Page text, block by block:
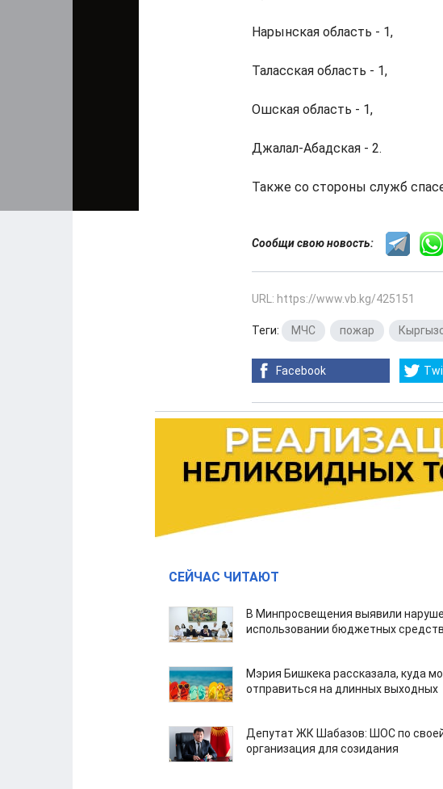
Нарынская область - 1,
Таласская область - 1,
Ошская область - 1,
Джалал-Абадская - 2.
Также со стороны служб
Сообщи свою новость:
URL: https://www.vb.kg/425151
Теги: МЧС пожар
Facebook
СЕЙЧАС ЧИТАЮТ
В Минпросвещения выявили
использовании бюджетных средств
Мэрия Бишкека рассказала, куда
отправиться на длинных выходных
Депутат ЖК Шабазов: ШОС по
организация для созидания